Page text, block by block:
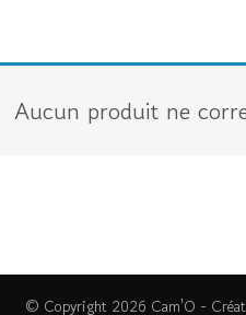
Aucun produit ne
© Copyright 2026 Cam'O -